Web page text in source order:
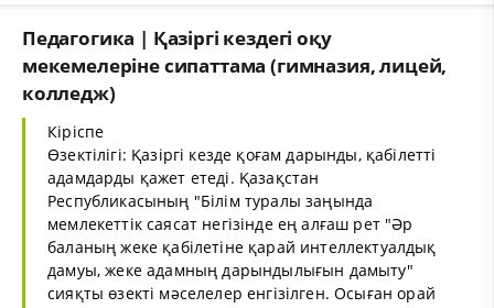
Педагогика | Қазіргі кездегі оқу
мекемелеріне сипаттама (гимназия, лицей,
колледж)
Кіріспе
Өзектілігі: Қазіргі кезде қоғам дарынды, қабілетті
адамдарды қажет етеді. Қазақстан
Республикасының "Білім туралы заңында
мемлекеттік саясат негізінде ең алғаш рет "Әр
баланың жеке қабілетіне қарай интеллектуалдық
дамуы, жеке адамның дарындылығын дамыту"
сияқты өзекті мәселелер енгізілген. Осыған орай